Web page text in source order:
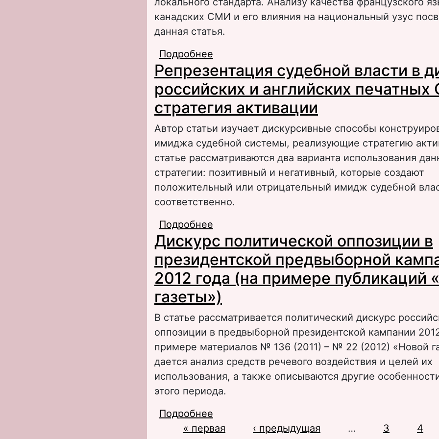
канадских СМИ и его влияния на национальный узус
данная статья.
Подробнее
СРЕДСТВАХ МАССОВОЙ ИНФОРМАЦИИ
Репрезентация судебной власти в
российских и английских
стратегия активации
Автор статьи изучает дискурсивные способы
имиджа судебной системы, реализующие стратегию
статье рассматриваются два варианта использования
стратегии: позитивный и негативный, которые создают
положительный или отрицательный имидж судебной
соответственно.
Подробнее
английских печатных СМИ: стратегия
Дискурс политической оппозиции в
президентской предвыборной
2012 года (на примере публикаций
газеты»)
В статье рассматривается политический дискурс
оппозиции в предвыборной президентской кампании
примере материалов № 136 (2011) – № 22 (2012) «Новой
дается анализ средств речевого воздействия и целей их
использования, а также описываются другие
этого периода.
Подробнее
предвыборной кампании 2012 года (на
Страницы
« первая ‹ предыдущая … 3 4